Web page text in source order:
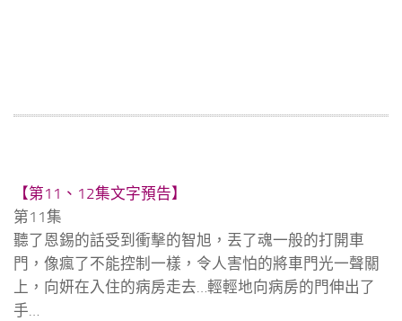
【第11、12集文字預告】
第11集
聽了恩錫的話受到衝擊的智旭，丟了魂一般的打開車
門，像瘋了不能控制一樣，令人害怕的將車門光一聲關
上，向妍在入住的病房走去…輕輕地向病房的門伸出了
手…